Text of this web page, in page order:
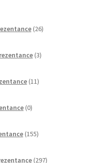
26izdelkov
3izdelki
11izdelkov
0izdelkov
155izdelkov
297